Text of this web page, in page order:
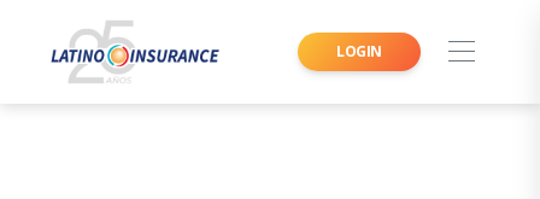
LOGIN